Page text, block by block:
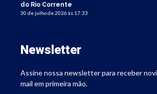
do Rio Corrente
30 de julho de 2026 às 17:33
Newsletter
Assine nossa newsletter para receber
mail em primeira mão.